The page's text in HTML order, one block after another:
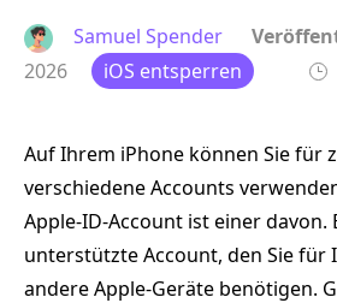
Samuel Spender
2026
iOS entsperren
Auf Ihrem iPhone können Sie für
verschiedene Accounts
Apple‑ID‑Account ist einer davon.
unterstützte Account, den Sie für
andere Apple‑Geräte benötigen.